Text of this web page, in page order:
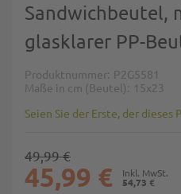
Sandwichbeutel,
glasklarer PP-
Produktnummer P2G5581
Maße in cm (Beutel)
15x23
Seien Sie der Erste, der
54,73 €
45,99 €
49,99 €